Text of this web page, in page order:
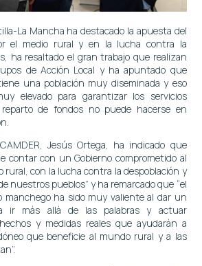
La Mancha ha destacado la apuesta del
el medio rural y en la lucha contra la
ha resaltado el gran trabajo que realizan
de Acción Local y ha apuntado que
una población muy diseminada y eso
elevado para garantizar los servicios
de fondos no puede hacerse en
Jesús Ortega, ha indicado que
contar con un Gobierno comprometido al
rural, con la lucha contra la despoblación y
nuestros pueblos” y ha remarcado que “el
manchego ha sido muy valiente al dar un
ir más allá de las palabras y actuar
y medidas reales que ayudarán a
que beneficie al mundo rural y a las